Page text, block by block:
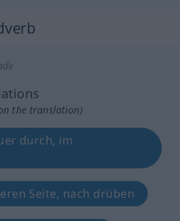
the translation)
durch, im
Seite, nach drüben